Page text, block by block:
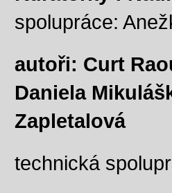
spolupráce:
autoři: Curt
Daniela
Zapletalová
technická